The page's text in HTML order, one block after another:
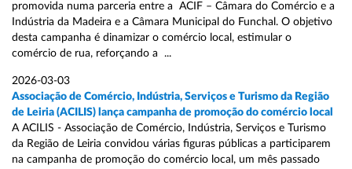
promovida numa parceria entre a ACIF – Câmara do Comércio e a
Indústria da Madeira e a Câmara Municipal do Funchal. O objetivo
desta campanha é dinamizar o comércio local, estimular o
comércio de rua, reforçando a ...
2026-03-03
Associação de Comércio, Indústria, Serviços e Turismo da Região
de Leiria (ACILIS) lança campanha de promoção do comércio local
A ACILIS - Associação de Comércio, Indústria, Serviços e Turismo
da Região de Leiria convidou várias figuras públicas a participarem
na campanha de promoção do comércio local, um mês passado